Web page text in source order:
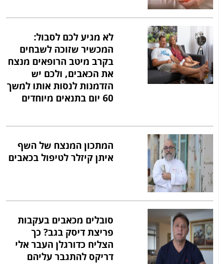
לא מגיע לכם לסבול:
המכשיר שזוכה לשבחים
בקרב מיטב הרופאים מנצח
את הכאבים, ולכם יש
הזדמנות לנסות אותו למשך
60 יום בתנאים מיוחדים
המתכון המנצח של השף
איתן קיזלר לטיפול בכאבים
סובלים מכאבים בעקבות
פריצת דיסק בגב? כך
הצליח כדורגלן העבר אלי
דריקס להתגבר עליהם